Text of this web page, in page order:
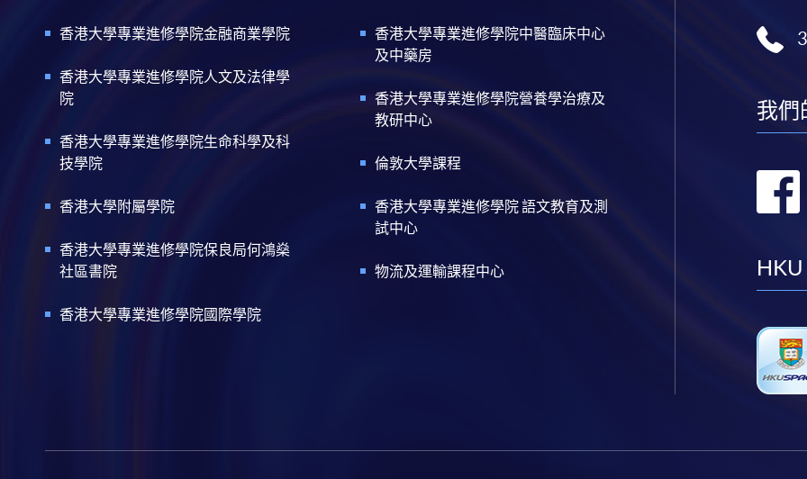
香港大學專業進修學院金融商業學院
香港大學專業進修學院人文及法律學
院
香港大學專業進修學院生命科學及科
技學院
香港大學附屬學院
香港大學專業進修學院保良局何鴻燊
社區書院
香港大學專業進修學院國際學院
香港大學專業進修學院中醫臨床中心
及中藥房
香港大學專業進修學院營養學治療及
教研中心
倫敦大學課程
香港大學專業進修學院 語文教育及測
試中心
物流及運輸課程中心
我們
HKU